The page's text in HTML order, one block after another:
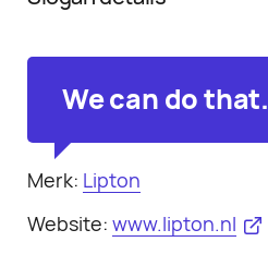
We can do that.
Merk: Lipton
Website: www.lipton.nl